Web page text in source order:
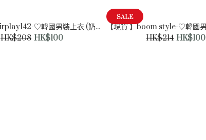
【現貨 】fairplay142-♡韓國
【現貨 】fairplay142-♡韓國男裝上衣 (奶粉紅色)
HK$208 HK$100
SALE
HK$214 HK$100